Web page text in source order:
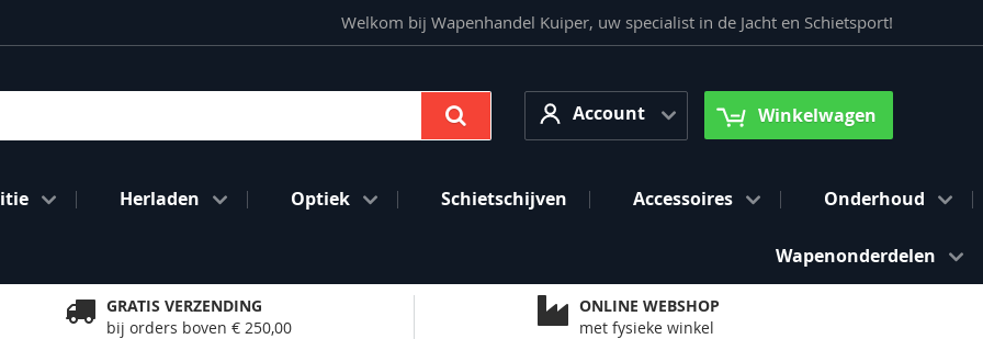
Welkom bij Wapenhandel Kuiper, uw specialist in de Jacht en Schietsport!
AccountAccount Winkelwagen
Herladen Optiek Schietschijven Accessoires Onderhoud
Wapenonderdelen
GRATIS VERZENDING
bij orders boven € 250,00
ONLINE WEBSHOP
met fysieke winkel